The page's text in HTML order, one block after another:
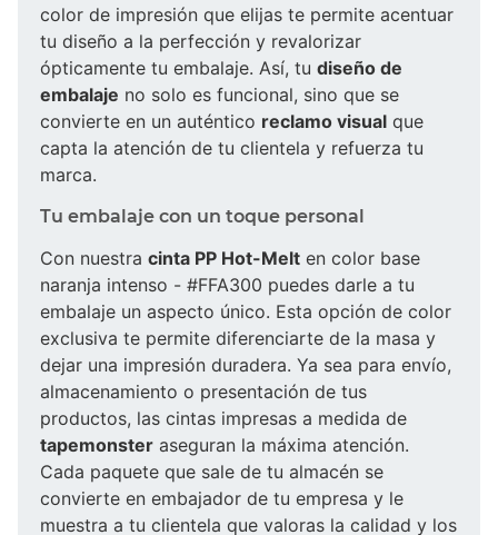
color de impresión que elijas te permite acentuar
tu diseño a la perfección y revalorizar
ópticamente tu embalaje. Así, tu diseño de
embalaje no solo es funcional, sino que se
convierte en un auténtico reclamo visual que
capta la atención de tu clientela y refuerza tu
marca.
Tu embalaje con un toque personal
Con nuestra cinta PP Hot-Melt en color base
naranja intenso - #FFA300 puedes darle a tu
embalaje un aspecto único. Esta opción de color
exclusiva te permite diferenciarte de la masa y
dejar una impresión duradera. Ya sea para envío,
almacenamiento o presentación de tus
productos, las cintas impresas a medida de
tapemonster aseguran la máxima atención.
Cada paquete que sale de tu almacén se
convierte en embajador de tu empresa y le
muestra a tu clientela que valoras la calidad y los